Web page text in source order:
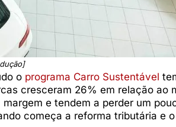
o programa Carro Sustentável
cresceram 26% em relação ao
e tendem a perder um
começa a reforma tributária e